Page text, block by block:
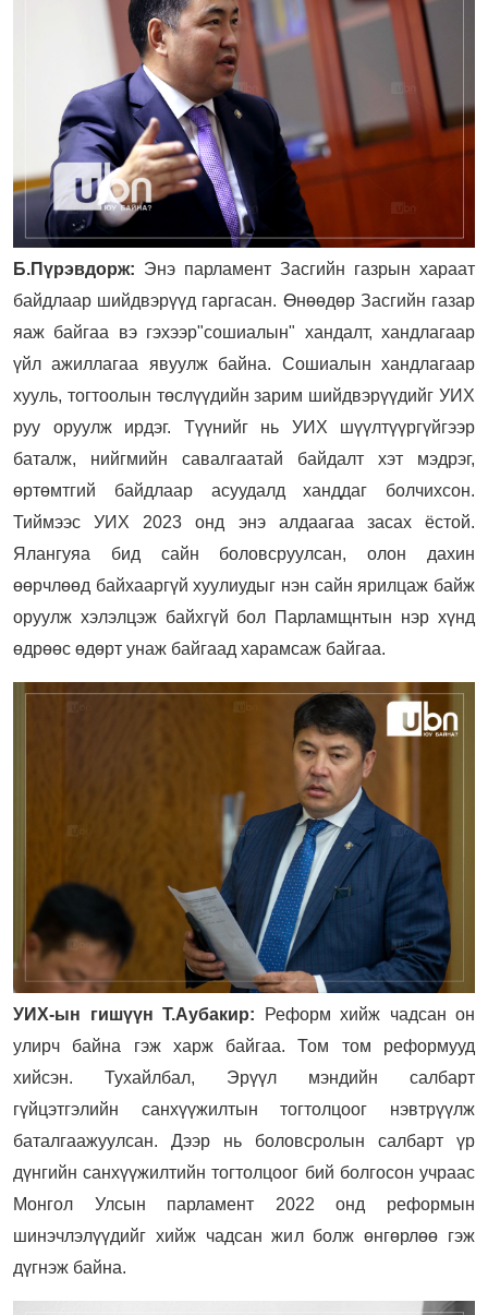
Б.Пүрэвдорж: Энэ парламент Засгийн газрын хараат
байдлаар шийдвэрүүд гаргасан. Өнөөдөр Засгийн газар
яаж байгаа вэ гэхээр"сошиалын" хандалт, хандлагаар
үйл ажиллагаа явуулж байна. Сошиалын хандлагаар
хууль, тогтоолын төслүүдийн зарим шийдвэрүүдийг УИХ
руу оруулж ирдэг. Түүнийг нь УИХ шүүлтүүргүйгээр
баталж, нийгмийн савалгаатай байдалт хэт мэдрэг,
өртөмтгий байдлаар асуудалд ханддаг болчихсон.
Тиймээс УИХ 2023 онд энэ алдаагаа засах ёстой.
Ялангуяа бид сайн боловсруулсан, олон дахин
өөрчлөөд байхааргүй хуулиудыг нэн сайн ярилцаж байж
оруулж хэлэлцэж байхгүй бол Парламщнтын нэр хүнд
өдрөөс өдөрт унаж байгаад харамсаж байгаа.
УИХ-ын гишүүн Т.Аубакир: Реформ хийж чадсан он
улирч байна гэж харж байгаа. Том том реформууд
хийсэн. Тухайлбал, Эрүүл мэндийн салбарт
гүйцэтгэлийн санхүүжилтын тогтолцоог нэвтрүүлж
баталгаажуулсан. Дээр нь боловсролын салбарт үр
дүнгийн санхүүжилтийн тогтолцоог бий болгосон учраас
Монгол Улсын парламент 2022 онд реформын
шинэчлэлүүдийг хийж чадсан жил болж өнгөрлөө гэж
дүгнэж байна.